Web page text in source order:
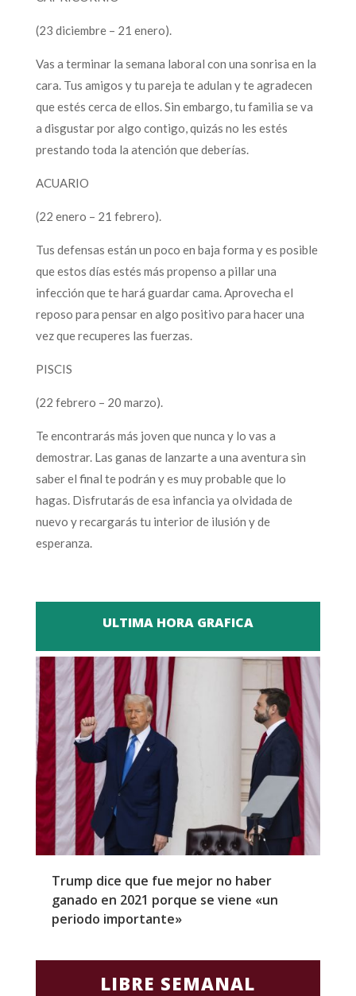
(23 diciembre – 21 enero).
Vas a terminar la semana laboral con una sonrisa en la
cara. Tus amigos y tu pareja te adulan y te agradecen
que estés cerca de ellos. Sin embargo, tu familia se va
a disgustar por algo contigo, quizás no les estés
prestando toda la atención que deberías.
ACUARIO
(22 enero – 21 febrero).
Tus defensas están un poco en baja forma y es posible
que estos días estés más propenso a pillar una
infección que te hará guardar cama. Aprovecha el
reposo para pensar en algo positivo para hacer una
vez que recuperes las fuerzas.
PISCIS
(22 febrero – 20 marzo).
Te encontrarás más joven que nunca y lo vas a
demostrar. Las ganas de lanzarte a una aventura sin
saber el final te podrán y es muy probable que lo
hagas. Disfrutarás de esa infancia ya olvidada de
nuevo y recargarás tu interior de ilusión y de
esperanza.
ULTIMA HORA GRAFICA
Trump dice que fue mejor no haber
ganado en 2021 porque se viene «un
periodo importante»
LIBRE SEMANAL